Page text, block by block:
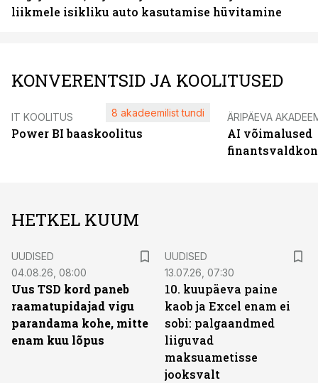
liikmele isikliku auto kasutamise hüvitamine
KONVERENTSID JA KOOLITUSED
IT KOOLITUS
Power BI baaskoolitus
8 akadeemilist tundi ÄRIPÄEVA
AI võimalused
HETKEL KUUM
UUDISED
04.08.26, 08:00
Uus TSD kord paneb
raamatupidajad vigu
parandama kohe, mitte
enam kuu lõpus
UUDISED
13.07.26, 07:30
10. kuupäeva paine
kaob ja Excel enam ei
sobi: palgaandmed
liiguvad
maksuametisse
jooksvalt